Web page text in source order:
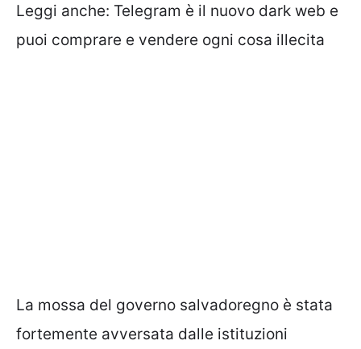
Leggi anche: Telegram è il nuovo dark web e
puoi comprare e vendere ogni cosa illecita
La mossa del governo salvadoregno è stata
fortemente avversata dalle istituzioni